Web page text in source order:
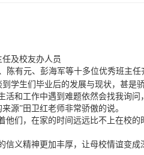
及校友办人员
有元、彭海军等十多位优秀班主
学生们毕业后的发展与现状，甚是骄
和工作中遇到难题依然会找我询
源”田卫红老师非常骄傲的说。
们，在家的时间远远比不上在校
义精神更加丰厚，让母校情谊变